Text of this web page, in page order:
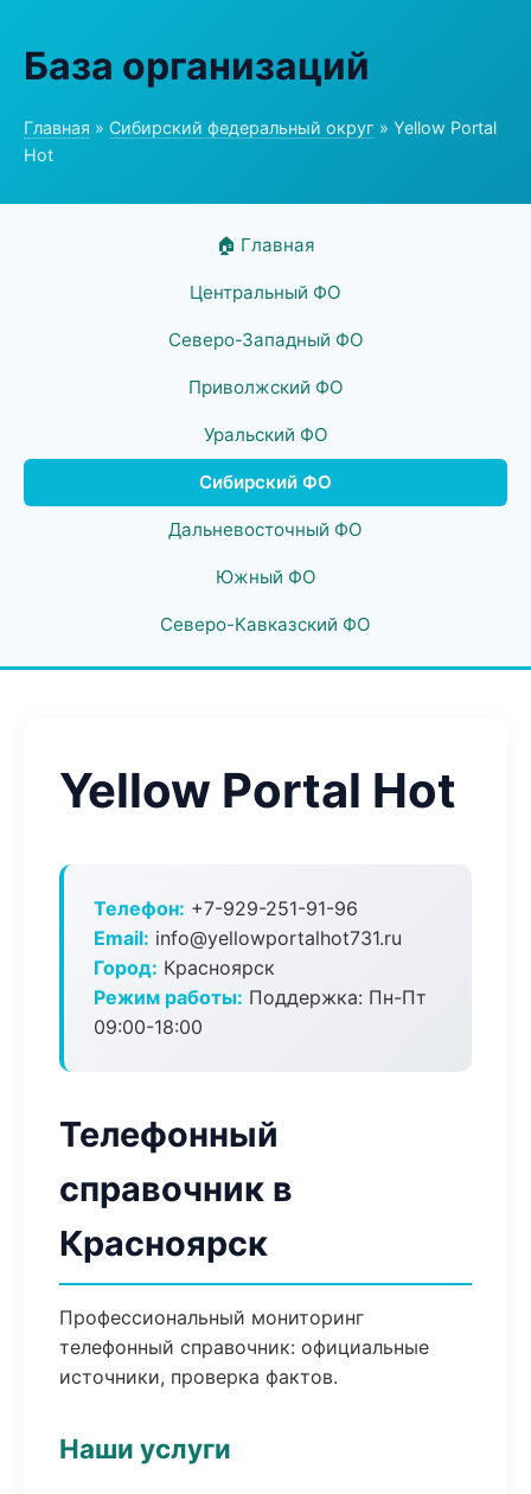
База организаций
Главная » Сибирский федеральный округ » Yellow Portal
Hot
🏠 Главная
Центральный ФО
Северо-Западный ФО
Приволжский ФО
Уральский ФО
Сибирский ФО
Дальневосточный ФО
Южный ФО
Северо-Кавказский ФО
Yellow Portal Hot
Телефон: +7-929-251-91-96
Email: info@yellowportalhot731.ru
Город: Красноярск
Режим работы: Поддержка: Пн-Пт
09:00-18:00
Телефонный
справочник в
Красноярск
Профессиональный мониторинг
телефонный справочник: официальные
источники, проверка фактов.
Наши услуги